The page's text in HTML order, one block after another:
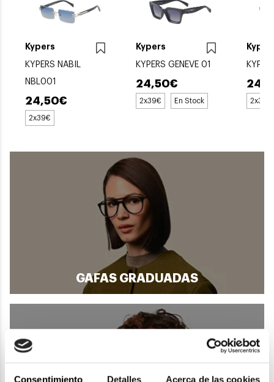
Consentimiento Detalles Acerca de las cookies
Kypers
KYPERS NABIL
NBL001
24,50€
2x39€
Kypers
KYPERS GENEVE 01
24,50€
2x39€ En Stock 2x39€
GAFAS GRADUADAS